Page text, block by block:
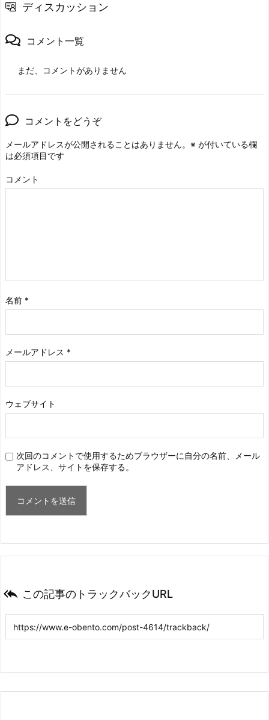
ディスカッション
コメント一覧
まだ、コメントがありません
コメントをどうぞ
メールアドレスが公開されることはありません。 ※ が付いている欄
は必須項目です
コメント
名前 *
メールアドレス *
ウェブサイト
次回のコメントで使用するためブラウザーに自分の名前、メール
アドレス、サイトを保存する。
 この記事のトラックバックURL